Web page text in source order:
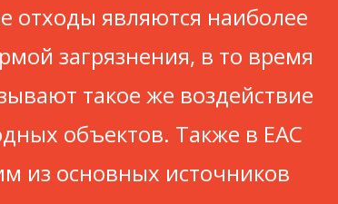
отходы являются наиболее
загрязнения, в то время
такое же воздействие
объектов. Также в EAC
из основных источников